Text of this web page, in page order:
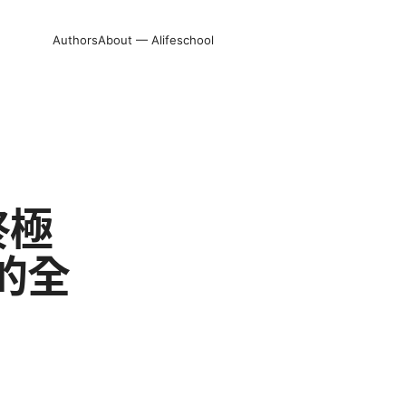
AuthorsAbout — Alifeschool
全